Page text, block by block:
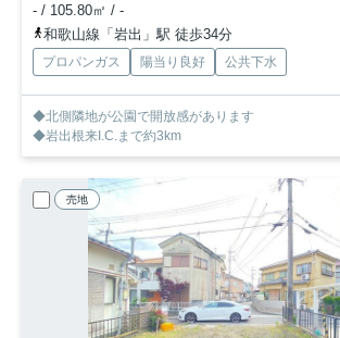
- / 105.80㎡ / -
和歌山線「岩出」駅 徒歩34分
プロパンガス 陽当り良好 公共下水
◆北側隣地が公園で開放感があります
◆岩出根来I.C.まで約3km
売地